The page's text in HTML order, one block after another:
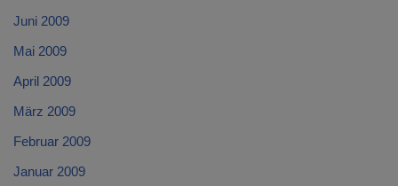
Juni 2009
Mai 2009
April 2009
März 2009
Februar 2009
Januar 2009